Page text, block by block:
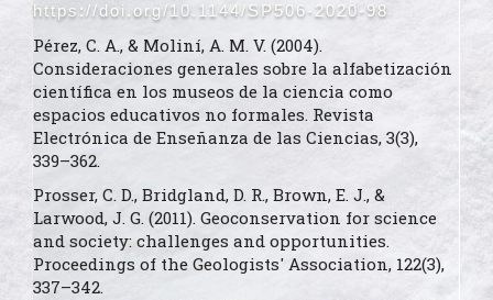
https://doi.org/10.1144/SP506-2020-98
Pérez, C. A., & Moliní, A. M. V. (2004).
Consideraciones generales sobre la alfabetización
científica en los museos de la ciencia como
espacios educativos no formales. Revista
Electrónica de Enseñanza de las Ciencias, 3(3),
339–362.
Prosser, C. D., Bridgland, D. R., Brown, E. J., &
Larwood, J. G. (2011). Geoconservation for science
and society: challenges and opportunities.
Proceedings of the Geologists' Association, 122(3),
337–342.